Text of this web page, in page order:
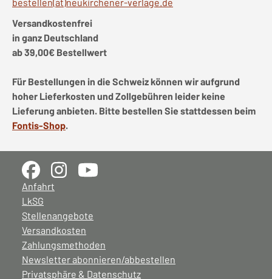
Versandkostenfrei
in ganz Deutschland
ab 39,00€ Bestellwert
Für Bestellungen in die Schweiz können wir aufgrund
hoher Lieferkosten und Zollgebühren leider keine
Lieferung anbieten. Bitte bestellen Sie stattdessen beim
Fontis-Shop.
Anfahrt
LkSG
Stellenangebote
Versandkosten
Zahlungsmethoden
Newsletter abonnieren/abbestellen
Privatsphäre & Datenschutz